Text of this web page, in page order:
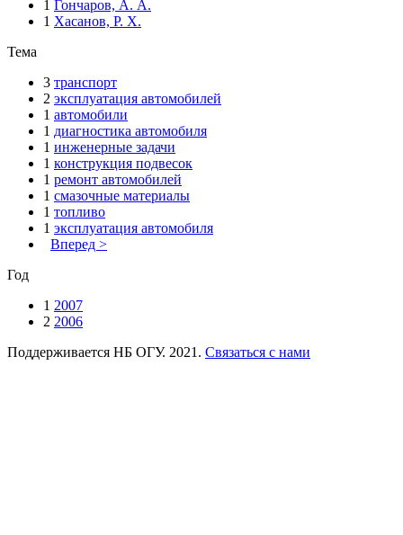
1 Гончаров, А. А.
1 Хасанов, Р. Х.
Тема
3 транспорт
2 эксплуатация автомобилей
1 автомобили
1 диагностика автомобиля
1 инженерные задачи
1 конструкция подвесок
1 ремонт автомобилей
1 смазочные материалы
1 топливо
1 эксплуатация автомобиля
Вперед >
Год
1 2007
2 2006
Поддерживается НБ ОГУ. 2021. Связаться с нами